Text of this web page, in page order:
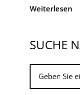
Weiterlesen
SUCHE